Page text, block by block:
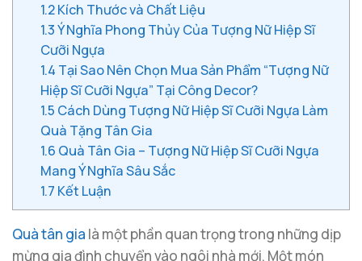
1.2Kích Thước và Chất Liệu
1.3Ý Nghĩa Phong Thủy Của Tượng Nữ Hiệp Sĩ
Cưỡi Ngựa
1.4 Tại Sao Nên Chọn Mua Sản Phẩm “Tượng Nữ
Hiệp Sĩ Cưỡi Ngựa” Tại Công Decor?
1.5 Cách Dùng Tượng Nữ Hiệp Sĩ Cưỡi Ngựa Làm
Quà Tặng Tân Gia
1.6 Quà Tân Gia – Tượng Nữ Hiệp Sĩ Cưỡi Ngựa
Mang Ý Nghĩa Sâu Sắc
1.7 Kết Luận
Quà tân gia là một phần quan trọng trong những dịp
mừng gia đình chuyển vào ngôi nhà mới. Một món